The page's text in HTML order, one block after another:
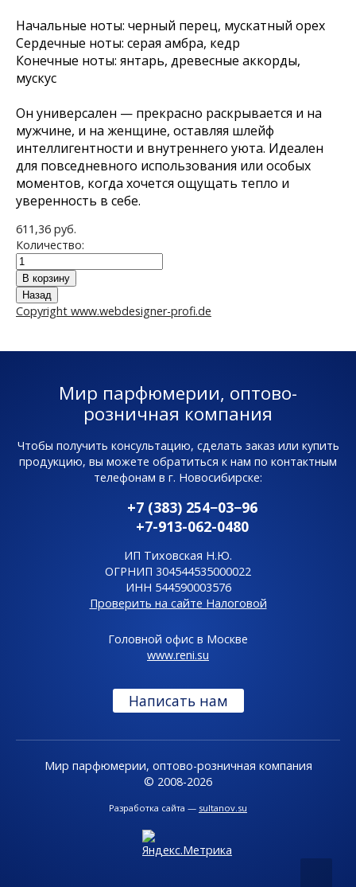
Начальные ноты: черный перец, мускатный орех
Сердечные ноты: серая амбра, кедр
Конечные ноты: янтарь, древесные аккорды,
мускус
Он универсален — прекрасно раскрывается и на
мужчине, и на женщине, оставляя шлейф
интеллигентности и внутреннего уюта. Идеален
для повседневного использования или особых
моментов, когда хочется ощущать тепло и
уверенность в себе.
611,36 руб.
Количество:
Copyright www.webdesigner-profi.de
Мир парфюмерии, оптово-
розничная компания
Чтобы получить консультацию, сделать заказ или купить
продукцию, вы можете обратиться к нам по контактным
телефонам в г. Новосибирске:
+7 (383) 254−03−96
+7-913-062-0480
ИП Тиховская Н.Ю.
ОГРНИП 304544535000022
ИНН 544590003576
Проверить на сайте Налоговой
Головной офис в Москве
www.reni.su
Написать нам
Мир парфюмерии, оптово-розничная компания
© 2008-2026
Разработка сайта — sultanov.su